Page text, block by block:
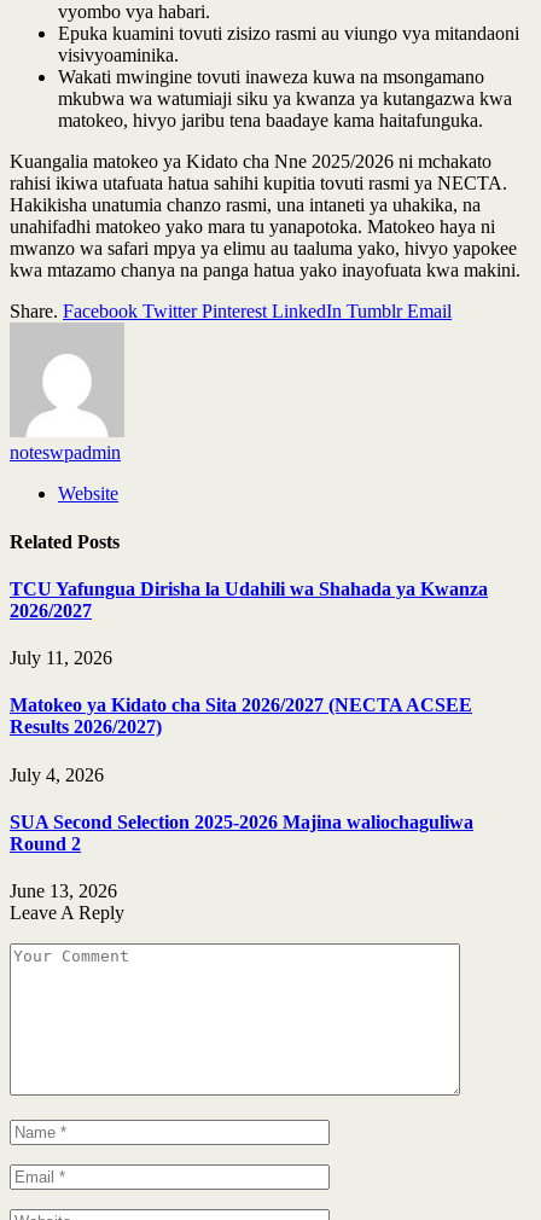
vyombo vya habari.
Epuka kuamini tovuti zisizo rasmi au viungo vya mitandaoni
visivyoaminika.
Wakati mwingine tovuti inaweza kuwa na msongamano
mkubwa wa watumiaji siku ya kwanza ya kutangazwa kwa
matokeo, hivyo jaribu tena baadaye kama haitafunguka.
Kuangalia matokeo ya Kidato cha Nne 2025/2026 ni mchakato
rahisi ikiwa utafuata hatua sahihi kupitia tovuti rasmi ya NECTA.
Hakikisha unatumia chanzo rasmi, una intaneti ya uhakika, na
unahifadhi matokeo yako mara tu yanapotoka. Matokeo haya ni
mwanzo wa safari mpya ya elimu au taaluma yako, hivyo yapokee
kwa mtazamo chanya na panga hatua yako inayofuata kwa makini.
Share. Facebook Twitter Pinterest LinkedIn Tumblr Email
noteswpadmin
Website
Related Posts
TCU Yafungua Dirisha la Udahili wa Shahada ya Kwanza
2026/2027
July 11, 2026
Matokeo ya Kidato cha Sita 2026/2027 (NECTA ACSEE
Results 2026/2027)
July 4, 2026
SUA Second Selection 2025-2026 Majina waliochaguliwa
Round 2
June 13, 2026
Leave A Reply